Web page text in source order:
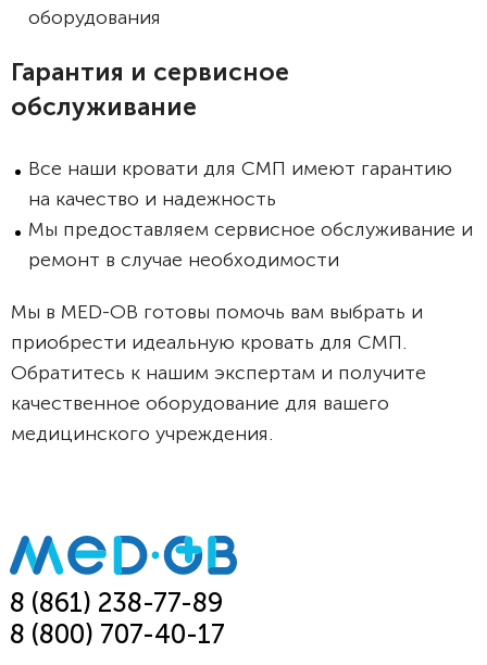
оборудования
Гарантия и сервисное
обслуживание
Все наши кровати для СМП имеют гарантию
на качество и надежность
Мы предоставляем сервисное обслуживание и
ремонт в случае необходимости
Мы в MED-OB готовы помочь вам выбрать и
приобрести идеальную кровать для СМП.
Обратитесь к нашим экспертам и получите
качественное оборудование для вашего
медицинского учреждения.
8 (861) 238-77-89
8 (800) 707-40-17